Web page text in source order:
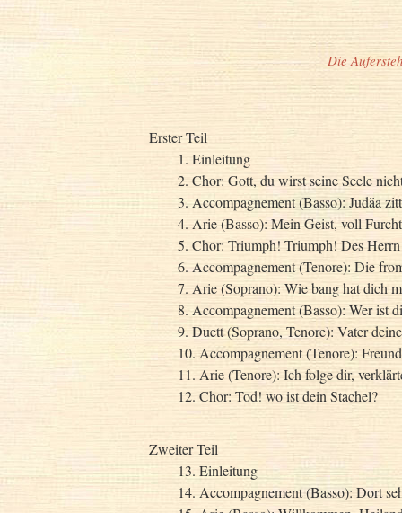
Die
Erster Teil
1. Einleitung
2. Chor: Gott, du wirst seine Seele
3. Accompagnement (Basso): Judäa
4. Arie (Basso): Mein Geist, voll
5. Chor: Triumph! Triumph! Des Herrn
6. Accompagnement (Tenore): Die
7. Arie (Soprano): Wie bang hat dich
8. Accompagnement (Basso): Wer ist
9. Duett (Soprano, Tenore): Vater
10. Accompagnement (Tenore):
11. Arie (Tenore): Ich folge dir,
12. Chor: Tod! wo ist dein Stachel?
Zweiter Teil
13. Einleitung
14. Accompagnement (Basso): Dort